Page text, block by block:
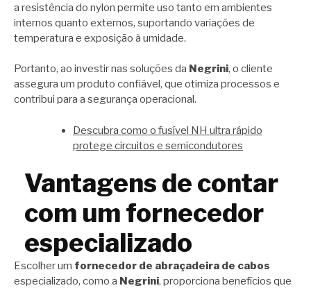
a resistência do nylon permite uso tanto em ambientes
internos quanto externos, suportando variações de
temperatura e exposição à umidade.
Portanto, ao investir nas soluções da Negrini, o cliente
assegura um produto confiável, que otimiza processos e
contribui para a segurança operacional.
Descubra como o fusível NH ultra rápido
protege circuitos e semicondutores
Vantagens de contar
com um fornecedor
especializado
Escolher um fornecedor de abraçadeira de cabos
especializado, como a Negrini, proporciona benefícios que